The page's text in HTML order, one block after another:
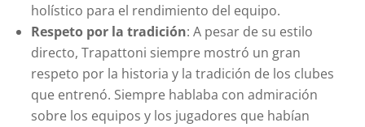
holístico para el rendimiento del equipo.
Respeto por la tradición: A pesar de su estilo
directo, Trapattoni siempre mostró un gran
respeto por la historia y la tradición de los clubes
que entrenó. Siempre hablaba con admiración
sobre los equipos y los jugadores que habían